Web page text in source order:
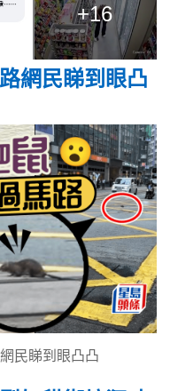
+16
網民睇到眼凸
民睇到眼凸凸